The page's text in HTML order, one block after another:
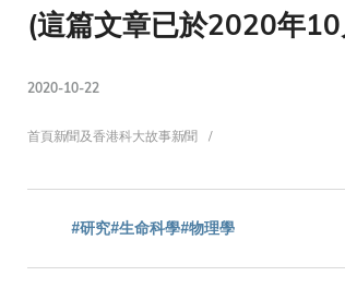
(這篇文章已於2020年
2020-10-22
導
航
首頁新聞及香港科大故事新聞
#研究#生命科學#物理學